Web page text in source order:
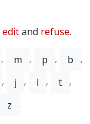
editand refuse.
, m , p , b
,
, j , l , t ,
z .